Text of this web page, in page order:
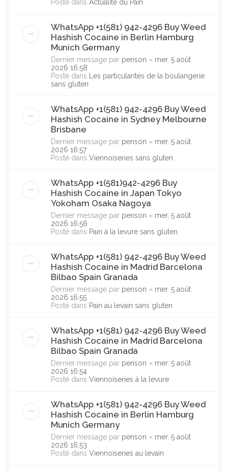
Posté dans Actualité du Pain
WhatsApp +1(581) 942-4296 Buy Weed
Hashish Cocaine in Berlin Hamburg
Munich Germany
Dernier message par penson « mer. 5 août
2026 16:58
Posté dans Les particularités de la boulangerie
sans gluten
WhatsApp +1(581) 942-4296 Buy Weed
Hashish Cocaine in Sydney Melbourne
Brisbane
Dernier message par penson « mer. 5 août
2026 16:57
Posté dans Viennoiseries sans gluten
WhatsApp +1(581)942-4296 Buy
Hashish Cocaine in Japan Tokyo
Yokoham Osaka Nagoya
Dernier message par penson « mer. 5 août
2026 16:56
Posté dans Pain à la levure sans gluten
WhatsApp +1(581) 942-4296 Buy Weed
Hashish Cocaine in Madrid Barcelona
Bilbao Spain Granada
Dernier message par penson « mer. 5 août
2026 16:55
Posté dans Pain au levain sans gluten
WhatsApp +1(581) 942-4296 Buy Weed
Hashish Cocaine in Madrid Barcelona
Bilbao Spain Granada
Dernier message par penson « mer. 5 août
2026 16:54
Posté dans Viennoiseries à la levure
WhatsApp +1(581) 942-4296 Buy Weed
Hashish Cocaine in Berlin Hamburg
Munich Germany
Dernier message par penson « mer. 5 août
2026 16:53
Posté dans Viennoiseries au levain